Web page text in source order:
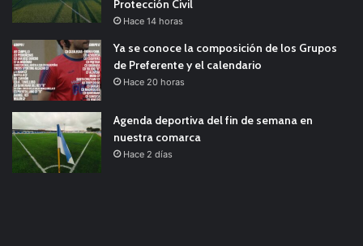
Protección Civil
Hace 14 horas
Ya se conoce la composición de los Grupos
de Preferente y el calendario
Hace 20 horas
Agenda deportiva del fin de semana en
nuestra comarca
Hace 2 días